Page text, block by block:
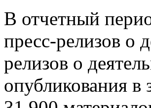
В отчетный
пресс-релизов о
релизов о
опубликования